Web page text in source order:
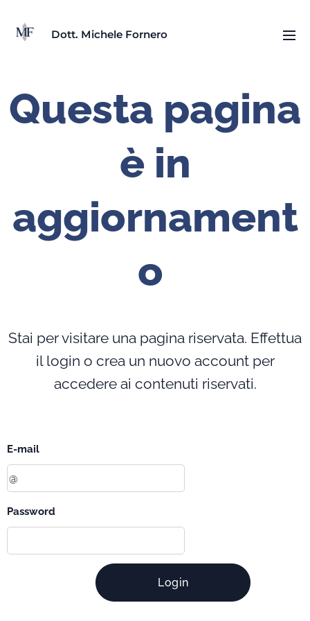
Dott. Michele Fornero
Questa pagina
è in
aggiornament
o
Stai per visitare una pagina riservata. Effettua
il login o crea un nuovo account per
accedere ai contenuti riservati.
E-mail
Password
Login